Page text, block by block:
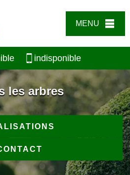
MENU
indisponible
les arbres